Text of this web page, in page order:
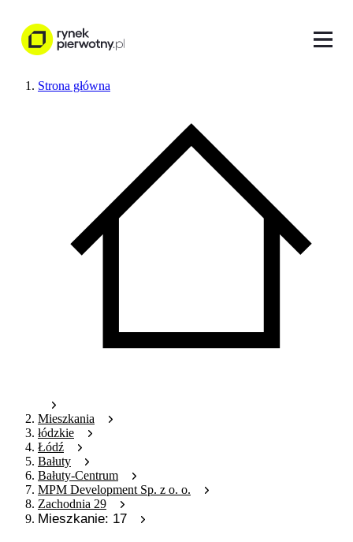
Strona główna
Mieszkania
łódzkie
Łódź
Bałuty
Bałuty-Centrum
MPM Development Sp. z o. o.
Zachodnia 29
Mieszkanie: 17